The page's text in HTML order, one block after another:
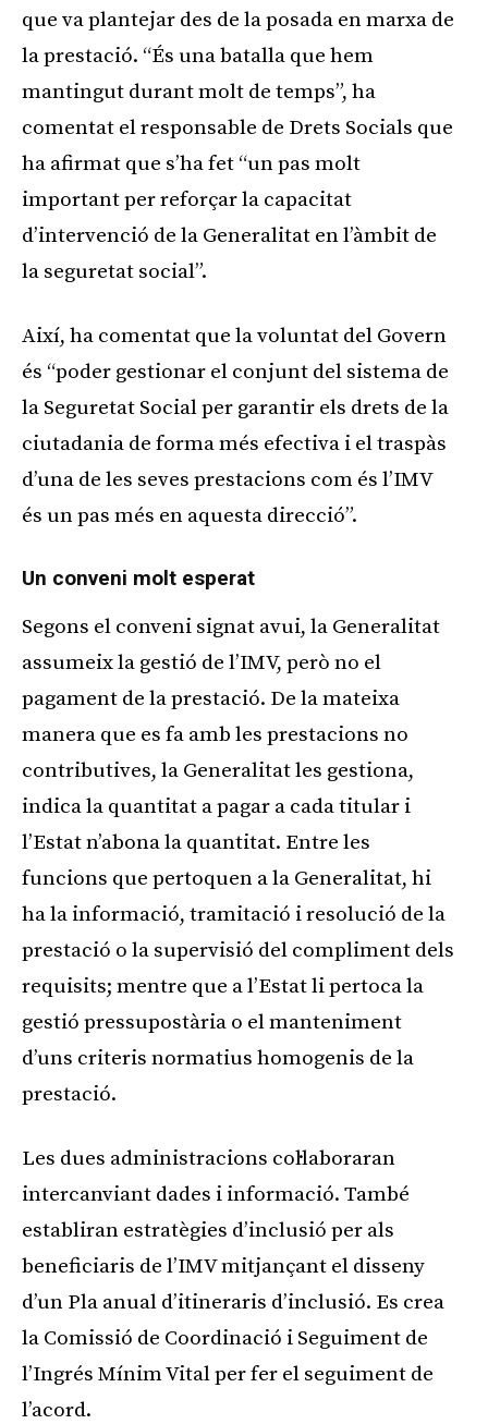
que va plantejar des de la posada en marxa de
la prestació. “És una batalla que hem
mantingut durant molt de temps”, ha
comentat el responsable de Drets Socials que
ha afirmat que s’ha fet “un pas molt
important per reforçar la capacitat
d’intervenció de la Generalitat en l’àmbit de
la seguretat social”.
Així, ha comentat que la voluntat del Govern
és “poder gestionar el conjunt del sistema de
la Seguretat Social per garantir els drets de la
ciutadania de forma més efectiva i el traspàs
d’una de les seves prestacions com és l’IMV
és un pas més en aquesta direcció”.
Un conveni molt esperat
Segons el conveni signat avui, la Generalitat
assumeix la gestió de l’IMV, però no el
pagament de la prestació. De la mateixa
manera que es fa amb les prestacions no
contributives, la Generalitat les gestiona,
indica la quantitat a pagar a cada titular i
l’Estat n’abona la quantitat. Entre les
funcions que pertoquen a la Generalitat, hi
ha la informació, tramitació i resolució de la
prestació o la supervisió del compliment dels
requisits; mentre que a l’Estat li pertoca la
gestió pressupostària o el manteniment
d’uns criteris normatius homogenis de la
prestació.
Les dues administracions col·laboraran
intercanviant dades i informació. També
establiran estratègies d’inclusió per als
beneficiaris de l’IMV mitjançant el disseny
d’un Pla anual d’itineraris d’inclusió. Es crea
la Comissió de Coordinació i Seguiment de
l’Ingrés Mínim Vital per fer el seguiment de
l’acord.